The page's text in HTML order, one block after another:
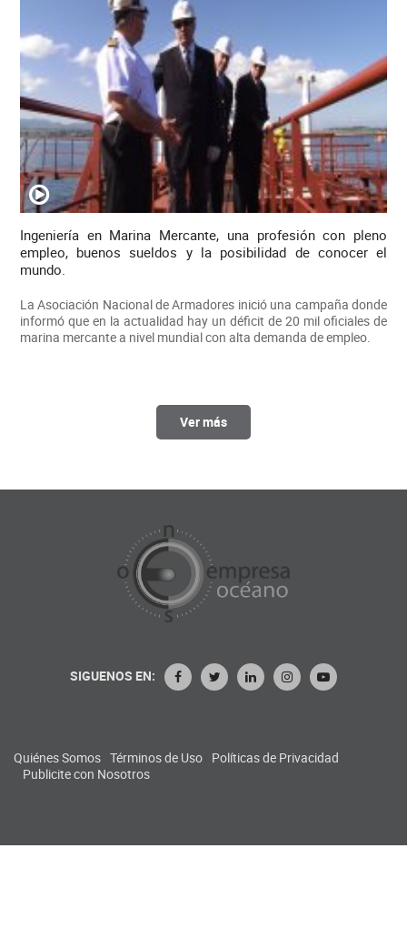
Ingeniería en Marina Mercante, una profesión con pleno
empleo, buenos sueldos y la posibilidad de conocer el
mundo.
La Asociación Nacional de Armadores inició una campaña donde
informó que en la actualidad hay un déficit de 20 mil oficiales de
marina mercante a nivel mundial con alta demanda de empleo.
Ver más
SIGUENOS EN:
Quiénes Somos Términos de Uso Políticas de Privacidad
Publicite con Nosotros